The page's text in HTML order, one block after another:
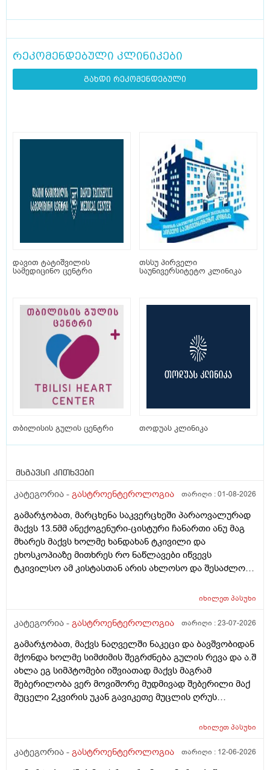
რეკომენდებული კლინიკები
გახდი რეკომენდებული
დავით ტატიშვილის
სამედიცინო ცენტრი
თსსუ პირველი
საუნივერსიტეტო კლინიკა
თბილისის გულის ცენტრი თოდუას კლინიკა
მსგავსი კითხვები
კატეგორია - გასტროენტეროლოგია თარიღი :01-08-2026
გამარჯობათ, მარცხენა საკვერცხეში პარაოვალურად
მაქვს 13.5მმ ანექოგენური-ცისტური ჩანართი ანუ მაგ
მხარეს მაქვს ხოლმე ხანდახან ტკივილი და
ეხოსკოპიაზე მითხრეს რო ნაწლავები იწვევს
ტკივილსო ამ კისტასთან არის ახლოსო და შესაძლოა
შებერილობა მაწუხებს მუდმივად და ნამდვილად მაგის
ცოტა შევიმსუბუქო მდგომარეობა ან ვარჯიშით ან
მივალ.ძლიერი ტკივილები არ მაქვს. მადლობა დიდი
იხილეთპასუხი
კატეგორია - გასტროენტეროლოგია თარიღი :23-07-2026
გამარჯობათ, მაქვს ნაღველში ნაკეცი და ბავშვობიდან
მქონდა ხოლმე სიმძიმის შეგრძნება გულის რევა და ა.შ
ახლა ეგ სიმპტომები იშვიათად მაქვს მაგრამ
შებერილობა ვერ მოვიშორე მუდმივად შებერილი მაქ
მუცელი 2კვირის უკან გავიკეთე მუცლის ღრუს
ნაწლავის შებერილობა გამოჩნდა მაგრამ მუცლის ხან
და ხანდახან უფრო ამოსუნთვაზე.შესაძლოა სტრესის
იხილეთპასუხი
კატეგორია - გასტროენტეროლოგია თარიღი : 12-06-2026